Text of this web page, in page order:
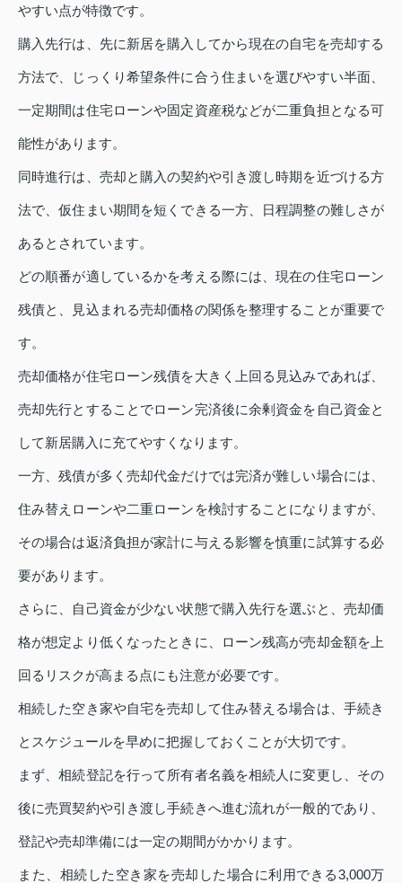
やすい点が特徴です。
購入先行は、先に新居を購入してから現在の自宅を売却する
方法で、じっくり希望条件に合う住まいを選びやすい半面、
一定期間は住宅ローンや固定資産税などが二重負担となる可
能性があります。
同時進行は、売却と購入の契約や引き渡し時期を近づける方
法で、仮住まい期間を短くできる一方、日程調整の難しさが
あるとされています。
どの順番が適しているかを考える際には、現在の住宅ローン
残債と、見込まれる売却価格の関係を整理することが重要で
す。
売却価格が住宅ローン残債を大きく上回る見込みであれば、
売却先行とすることでローン完済後に余剰資金を自己資金と
して新居購入に充てやすくなります。
一方、残債が多く売却代金だけでは完済が難しい場合には、
住み替えローンや二重ローンを検討することになりますが、
その場合は返済負担が家計に与える影響を慎重に試算する必
要があります。
さらに、自己資金が少ない状態で購入先行を選ぶと、売却価
格が想定より低くなったときに、ローン残高が売却金額を上
回るリスクが高まる点にも注意が必要です。
相続した空き家や自宅を売却して住み替える場合は、手続き
とスケジュールを早めに把握しておくことが大切です。
まず、相続登記を行って所有者名義を相続人に変更し、その
後に売買契約や引き渡し手続きへ進む流れが一般的であり、
登記や売却準備には一定の期間がかかります。
また、相続した空き家を売却した場合に利用できる3,000万